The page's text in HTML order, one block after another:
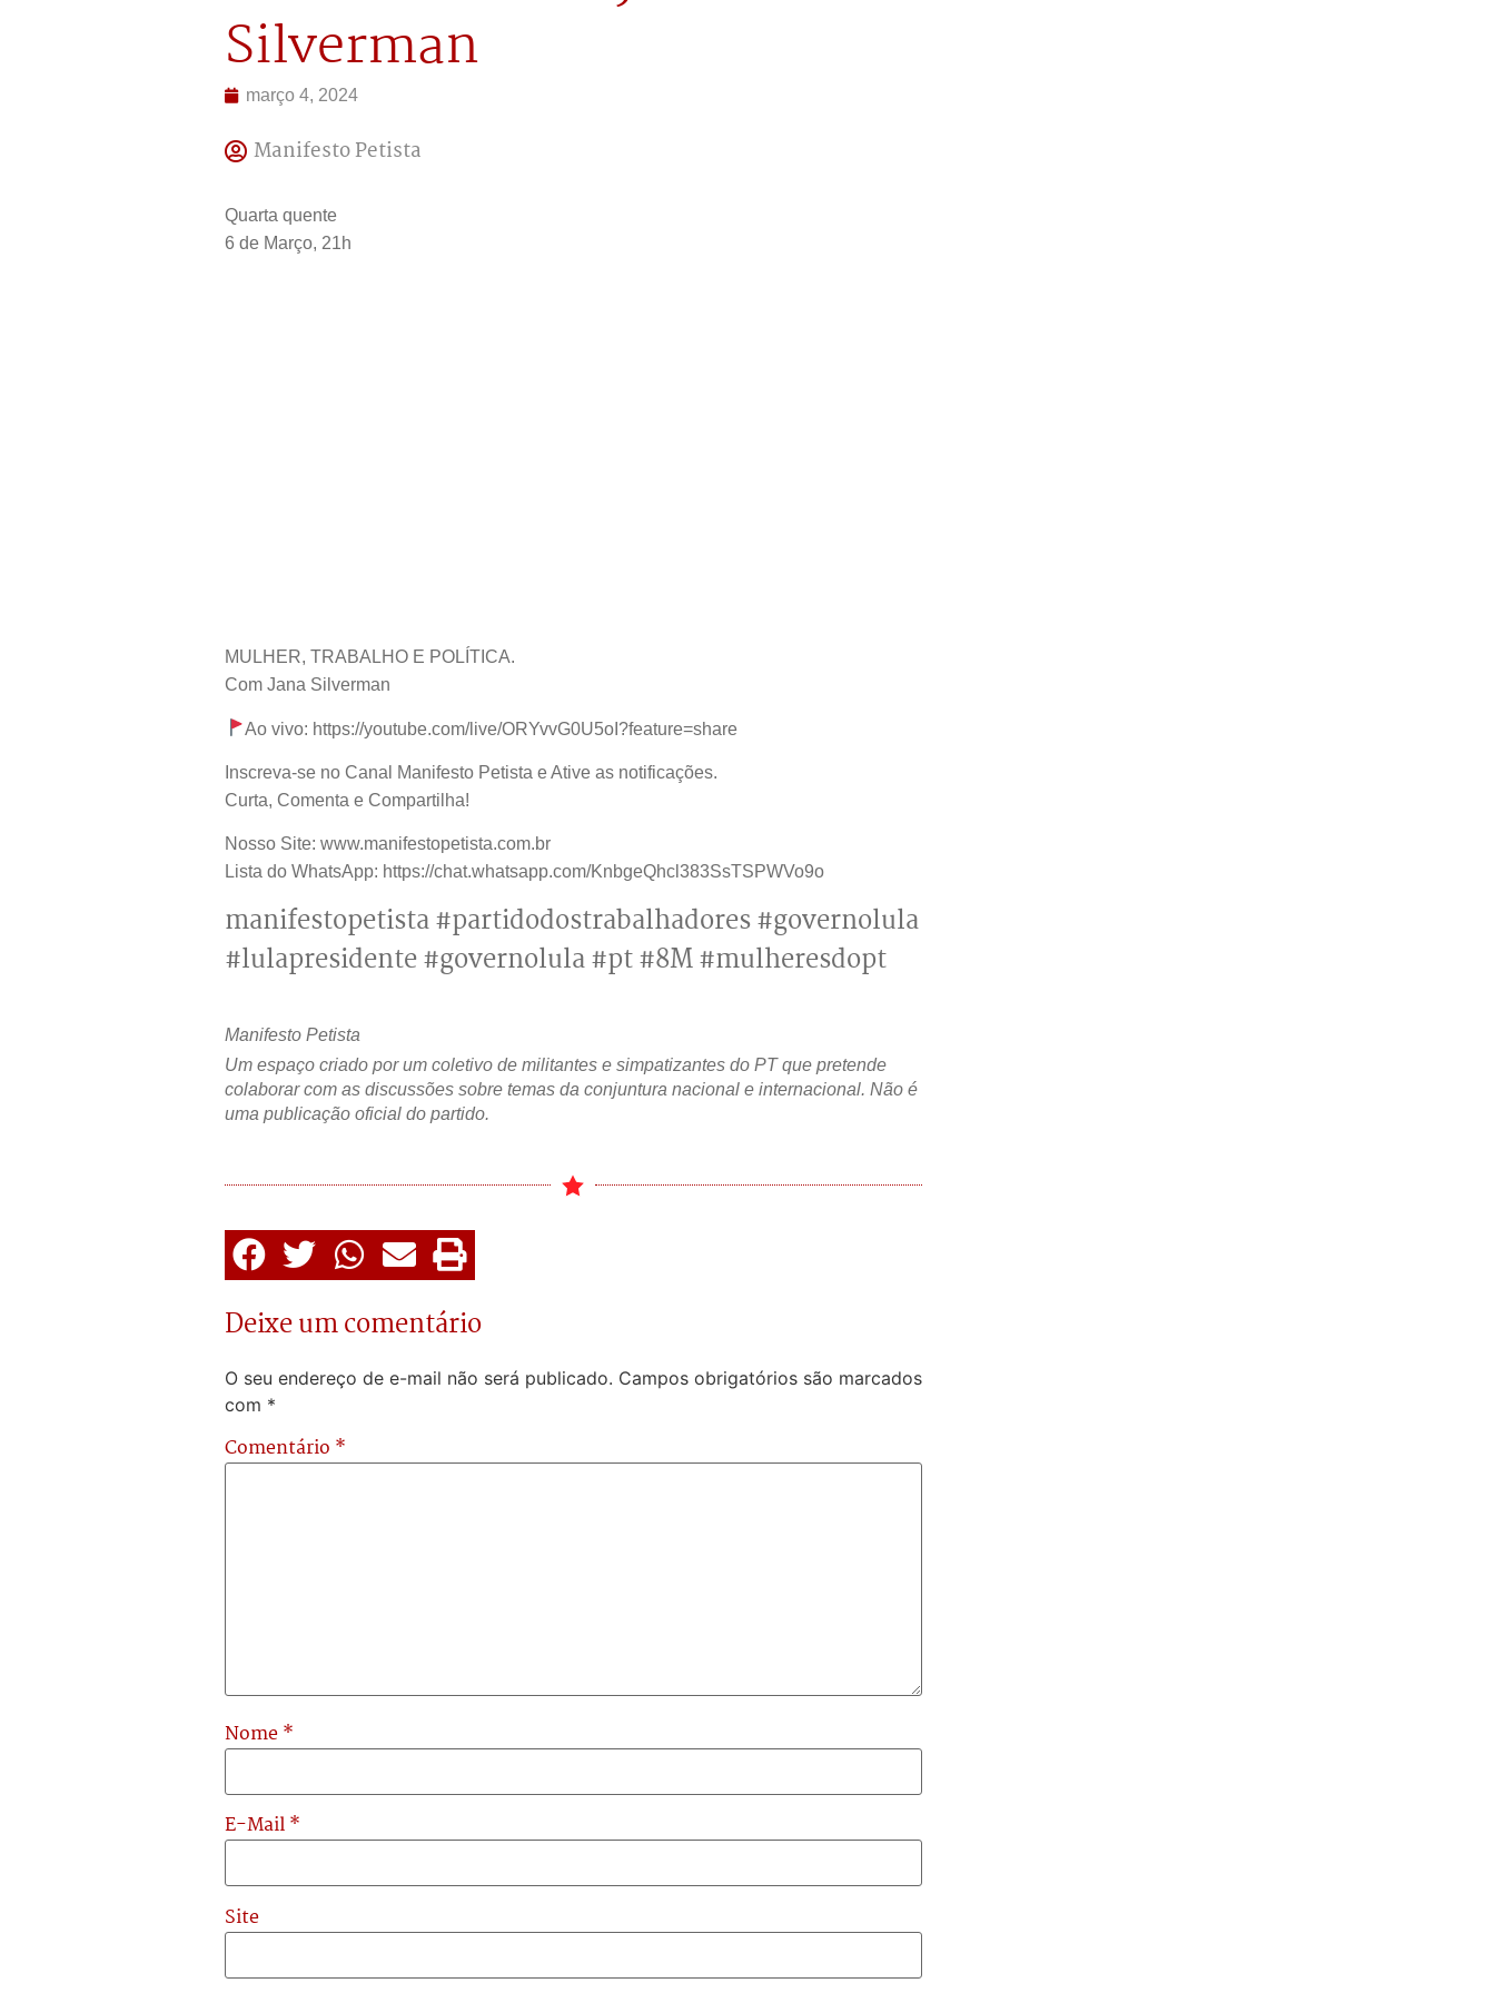
Silverman
março 4, 2024
Manifesto Petista
Quarta quente
6 de Março, 21h
MULHER, TRABALHO E POLÍTICA.
Com Jana Silverman
Ao vivo: https://youtube.com/live/ORYvvG0U5oI?feature=share
Inscreva-se no Canal Manifesto Petista e Ative as notificações.
Curta, Comenta e Compartilha!
Nosso Site: www.manifestopetista.com.br
Lista do WhatsApp: https://chat.whatsapp.com/KnbgeQhcl383SsTSPWVo9o
manifestopetista #partidodostrabalhadores #governolula
#lulapresidente #governolula #pt #8M #mulheresdopt
Manifesto Petista
Um espaço criado por um coletivo de militantes e simpatizantes do PT que pretende
colaborar com as discussões sobre temas da conjuntura nacional e internacional. Não é
uma publicação oficial do partido.
Deixe um comentário
O seu endereço de e-mail não será publicado. Campos obrigatórios são marcados
com *
Comentário *
Nome*
E-Mail*
Site